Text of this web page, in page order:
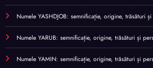
Numele YASHDJOB: semnificație, origine, trăsături
Numele YARUB: semnificație, origine, trăsături și
Numele YAMIN: semnificație, origine, trăsături și